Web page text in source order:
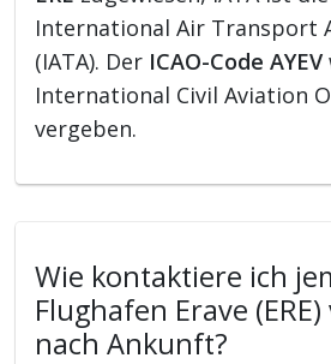
International Air Transport
(IATA). Der ICAO-Code AYEV
International Civil Aviation
vergeben.
Wie kontaktiere ich
Flughafen Erave
nach Ankunft?